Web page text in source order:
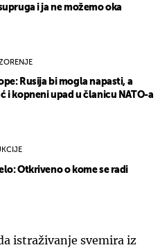
i ja ne možemo oka
Rusija bi mogla napasti, a
i kopneni upad u članicu NATO-a
Otkriveno o kome se radi
istraživanje svemira iz